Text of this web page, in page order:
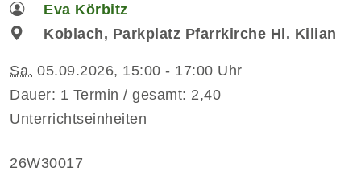
Eva Körbitz
Koblach, Parkplatz Pfarrkirche Hl. Kilian
Sa. 05.09.2026, 15:00 - 17:00 Uhr
Dauer: 1 Termin / gesamt: 2,40
Unterrichtseinheiten
26W30017